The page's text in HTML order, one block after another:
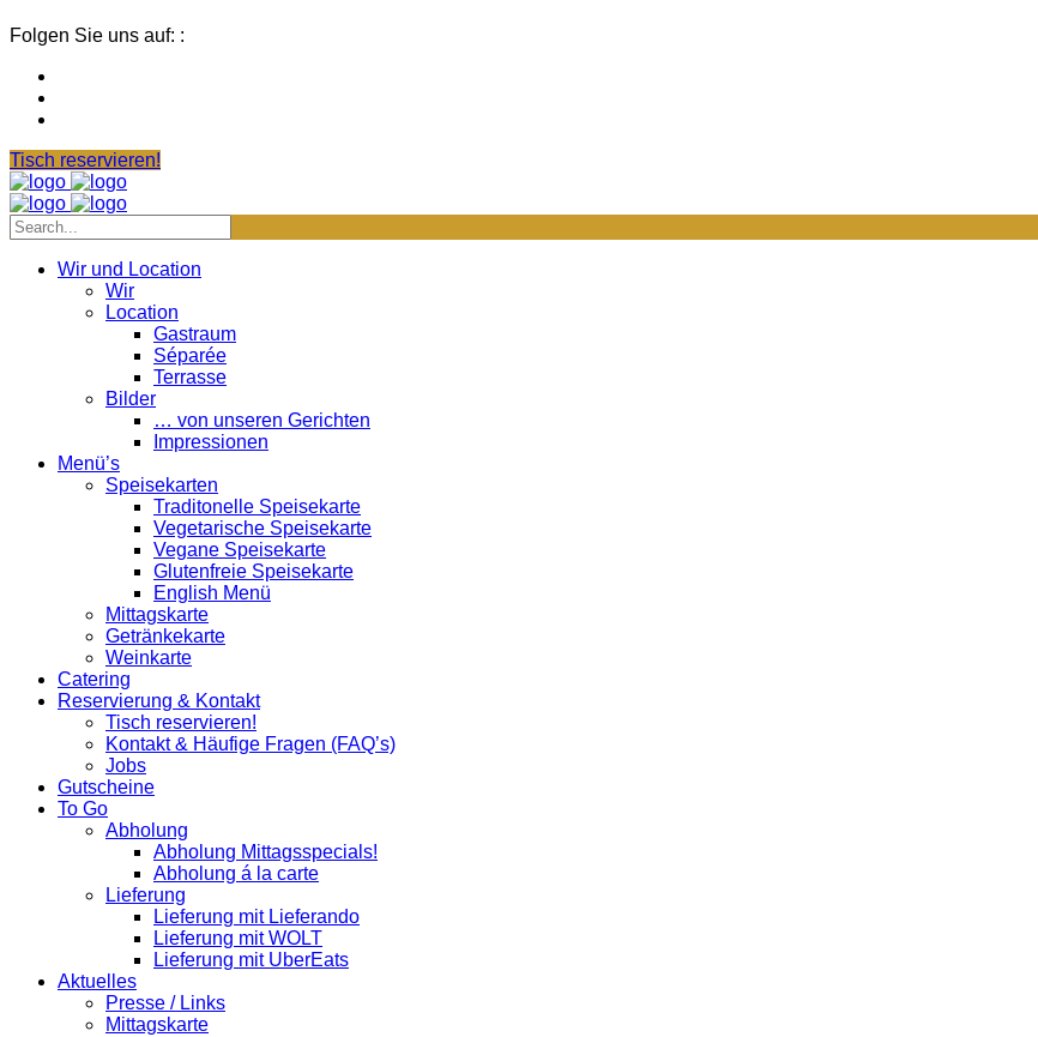
Folgen Sie uns auf: :
Tisch reservieren!
Wir und Location
Wir
Location
Gastraum
Séparée
Terrasse
Bilder
… von unseren Gerichten
Impressionen
Menü’s
Speisekarten
Traditonelle Speisekarte
Vegetarische Speisekarte
Vegane Speisekarte
Glutenfreie Speisekarte
English Menü
Mittagskarte
Getränkekarte
Weinkarte
Catering
Reservierung & Kontakt
Tisch reservieren!
Kontakt & Häufige Fragen (FAQ’s)
Jobs
Gutscheine
To Go
Abholung
Abholung Mittagsspecials!
Abholung á la carte
Lieferung
Lieferung mit Lieferando
Lieferung mit WOLT
Lieferung mit UberEats
Aktuelles
Presse / Links
Mittagskarte